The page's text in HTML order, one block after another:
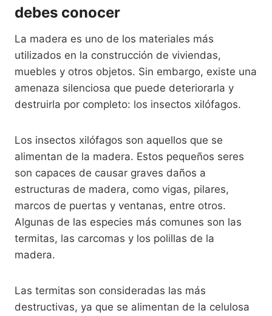
debes conocer
La madera es uno de los materiales más
utilizados en la construcción de viviendas,
muebles y otros objetos. Sin embargo, existe una
amenaza silenciosa que puede deteriorarla y
destruirla por completo: los insectos xilófagos.
Los insectos xilófagos son aquellos que se
alimentan de la madera. Estos pequeños seres
son capaces de causar graves daños a
estructuras de madera, como vigas, pilares,
marcos de puertas y ventanas, entre otros.
Algunas de las especies más comunes son las
termitas, las carcomas y los polillas de la
madera.
Las termitas son consideradas las más
destructivas, ya que se alimentan de la celulosa